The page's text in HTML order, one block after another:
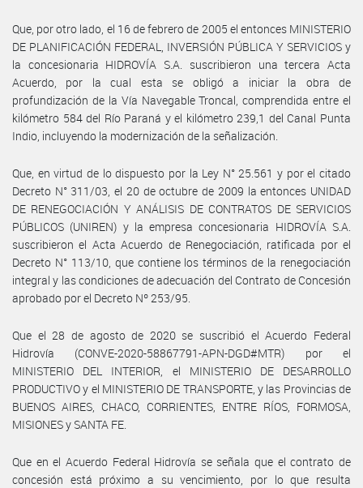
Que, por otro lado, el 16 de febrero de 2005 el entonces MINISTERIO
DE PLANIFICACIÓN FEDERAL, INVERSIÓN PÚBLICA Y SERVICIOS y
la concesionaria HIDROVÍA S.A. suscribieron una tercera Acta
Acuerdo, por la cual esta se obligó a iniciar la obra de
profundización de la Vía Navegable Troncal, comprendida entre el
kilómetro 584 del Río Paraná y el kilómetro 239,1 del Canal Punta
Indio, incluyendo la modernización de la señalización.
Que, en virtud de lo dispuesto por la Ley N° 25.561 y por el citado
Decreto N° 311/03, el 20 de octubre de 2009 la entonces UNIDAD
DE RENEGOCIACIÓN Y ANÁLISIS DE CONTRATOS DE SERVICIOS
PÚBLICOS (UNIREN) y la empresa concesionaria HIDROVÍA S.A.
suscribieron el Acta Acuerdo de Renegociación, ratificada por el
Decreto N° 113/10, que contiene los términos de la renegociación
integral y las condiciones de adecuación del Contrato de Concesión
aprobado por el Decreto Nº 253/95.
Que el 28 de agosto de 2020 se suscribió el Acuerdo Federal
Hidrovía (CONVE-2020-58867791-APN-DGD#MTR) por el
MINISTERIO DEL INTERIOR, el MINISTERIO DE DESARROLLO
PRODUCTIVO y el MINISTERIO DE TRANSPORTE, y las Provincias de
BUENOS AIRES, CHACO, CORRIENTES, ENTRE RÍOS, FORMOSA,
MISIONES y SANTA FE.
Que en el Acuerdo Federal Hidrovía se señala que el contrato de
concesión está próximo a su vencimiento, por lo que resulta